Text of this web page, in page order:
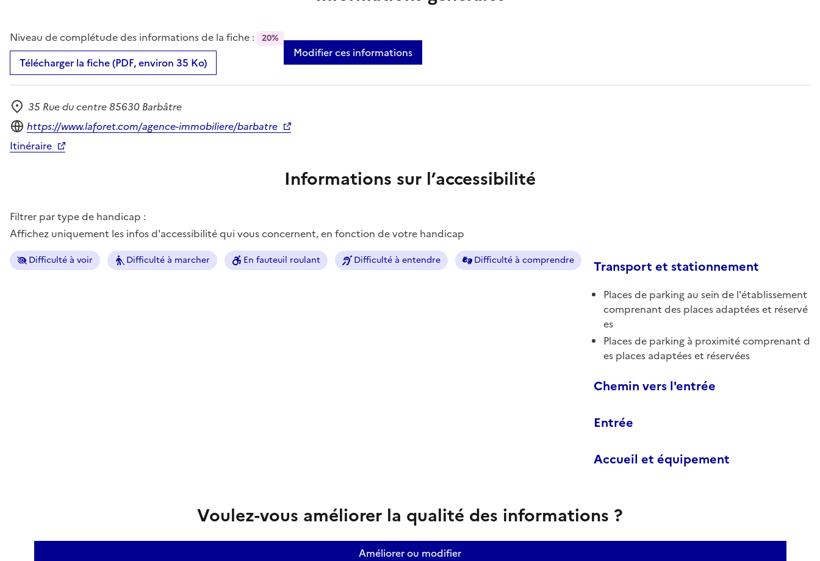
Niveau de complétude des informations de la fiche : 20%
Télécharger la fiche (PDF, environ 35 Ko)
Modifier ces informations
Adresse
35 Rue du centre 85630 Barbâtre
Site internet
https://www.laforet.com/agence-immobiliere/barbatre
Itinéraire
Informations sur l’accessibilité
Filtrer par type de handicap :
Affichez uniquement les infos d'accessibilité qui vous concernent, en fonction de votre handicap
Difficulté à voir Difficulté à marcher En fauteuil roulant Difficulté à entendre Difficulté à comprendre Transport et stationnement
Places de parking au sein de l'établissement
comprenant des places adaptées et réservé
es
Places de parking à proximité comprenant d
es places adaptées et réservées
Chemin vers l'entrée
Entrée
Accueil et équipement
Voulez-vous améliorer la qualité des informations ?
Améliorer ou modifier